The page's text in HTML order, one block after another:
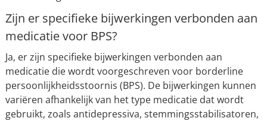
Zijn er specifieke bijwerkingen verbonden aan
medicatie voor BPS?
Ja, er zijn specifieke bijwerkingen verbonden aan
medicatie die wordt voorgeschreven voor borderline
persoonlijkheidsstoornis (BPS). De bijwerkingen kunnen
variëren afhankelijk van het type medicatie dat wordt
gebruikt, zoals antidepressiva, stemmingsstabilisatoren,